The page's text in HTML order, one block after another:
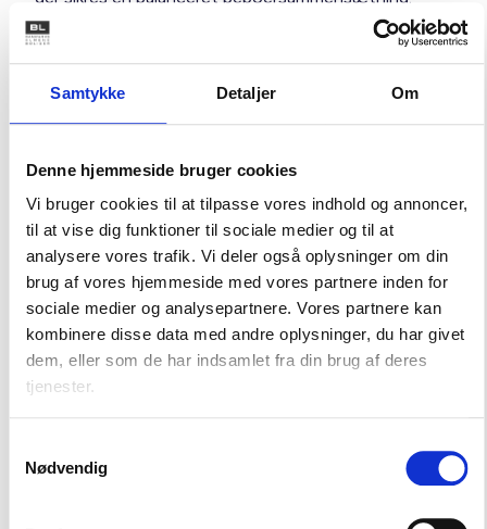
Samtykke Detaljer Om
Denne hjemmeside bruger cookies
Vi bruger cookies til at tilpasse vores indhold og annoncer,
til at vise dig funktioner til sociale medier og til at
analysere vores trafik. Vi deler også oplysninger om din
brug af vores hjemmeside med vores partnere inden for
sociale medier og analysepartnere. Vores partnere kan
kombinere disse data med andre oplysninger, du har givet
dem, eller som de har indsamlet fra din brug af deres
tjenester.
Nødvendig
Indgå samarbejde om boligsociale helhedsplaner.
Tilbyde bostøtteordninger og opfølgning på socialt
Tilvejebringe billige byggegrunde, så der kan opføres
flere betalbare boliger.
One-pager om blandede by-
og boligområder
De almene boligorganisationer samarbejder bredt
med kommuner og regioner. Download en one-
udfordringer, og hvordan kommunerne kan deltage